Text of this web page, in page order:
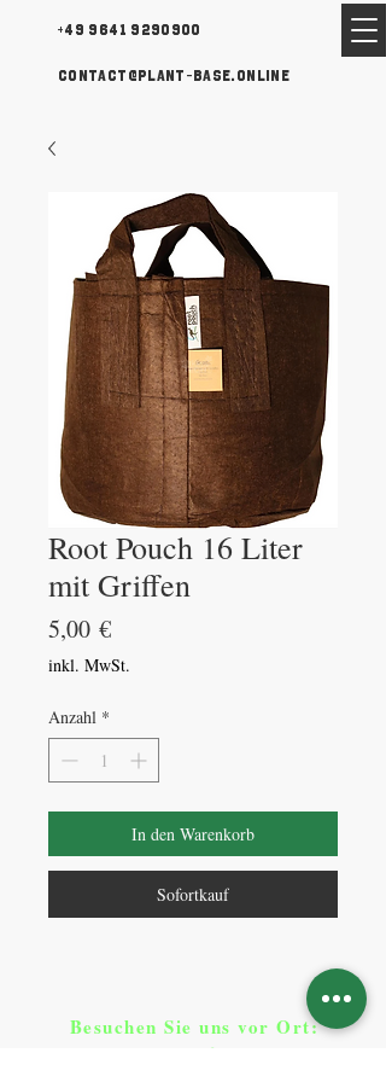
+49 9641 9290900
contact@plant-base.online
Root Pouch 16 Liter
mit Griffen
5,00 €Preis
inkl. MwSt.
Anzahl *
In den Warenkorb
Sofortkauf
Besuchen Sie uns vor Ort​:
Klicken Sie auf Standorte